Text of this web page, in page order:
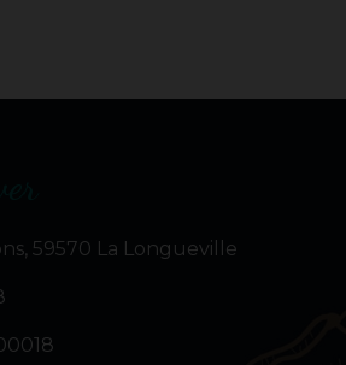
59570 La Longueville